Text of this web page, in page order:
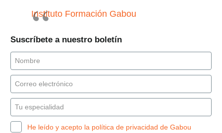
Instituto Formación Gabou
Suscríbete a nuestro boletín
He leído y acepto la política de privacidad de Gabou